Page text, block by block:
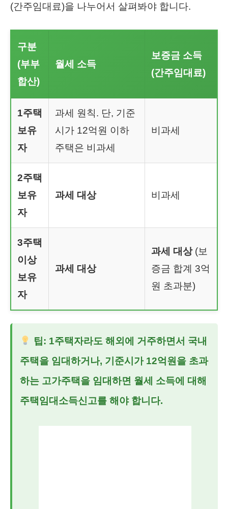
(간주임대료)을 나누어서 살펴봐야 합니다.
구분
(부부
합산)
월세 소득
보증금 소득
(간주임대료)
1주택
보유
자
과세 원칙. 단, 기준
시가 12억원 이하
주택은 비과세
비과세
2주택
보유
자
과세 대상 비과세
3주택
이상
보유
자
과세 대상
과세 대상(보
증금 합계 3억
원 초과분)
팁: 1주택자라도 해외에 거주하면서 국내
주택을 임대하거나, 기준시가 12억원을 초과
하는 고가주택을 임대하면 월세 소득에 대해
주택임대소득신고를 해야 합니다.